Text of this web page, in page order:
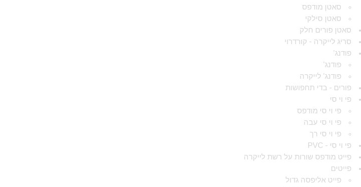
סאטן מודפס
סאטן סילקי
סאטן פורים חלק
סריג לייקרה - קורדרוי
פודנג'
פודנג'
פודנג' לייקרה
פורים - בדי תחפושות
פי וי סי
פי וי סי מודפס
פי וי סי עבה
פי וי סי רך
פי וי סי - PVC
פייט מודפס שורות על רשת לייקרה
פייטים
פייט אליפסה גדול